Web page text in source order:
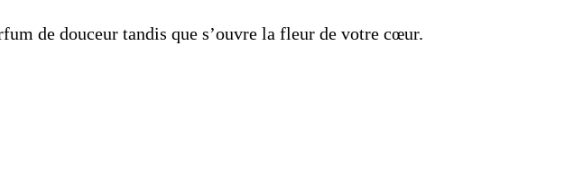
de douceur tandis que s’ouvre la fleur de votre cœur.